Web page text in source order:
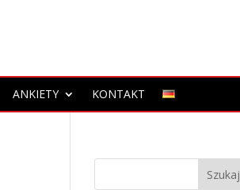
ANKIETY KONTAKT
Szukaj